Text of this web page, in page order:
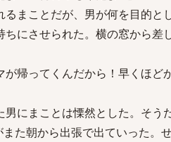
るまことだが、男が何を目的
ちにさせられた。横の窓から差
が帰ってくんだから！早くほど
男にまことは慄然とした。そう
た朝から出張で出ていった。